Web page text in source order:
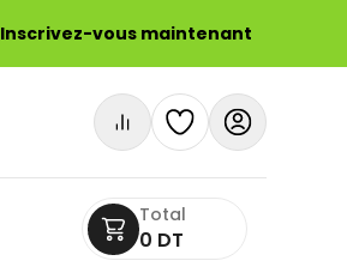
Inscrivez-vous maintenant
Total
0 DT